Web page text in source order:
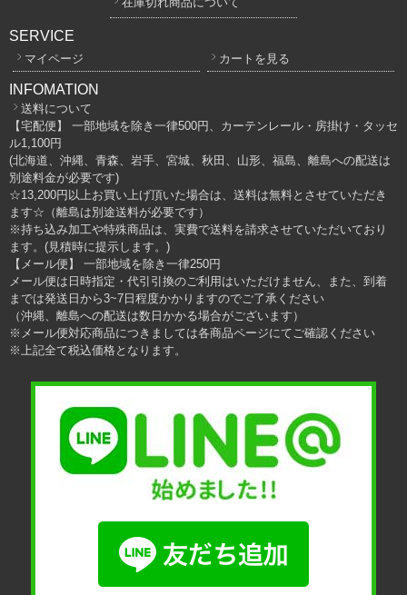
SERVICE
マイページ カートを見る
INFOMATION
送料について
【宅配便】 一部地域を除き一律500円、カーテンレール・房掛け・タッセ
ル1,100円
(北海道、沖縄、青森、岩手、宮城、秋田、山形、福島、離島への配送は
別途料金が必要です)
☆13,200円以上お買い上げ頂いた場合は、送料は無料とさせていただき
ます☆（離島は別途送料が必要です）
※持ち込み加工や特殊商品は、実費で送料を請求させていただいており
ます。(見積時に提示します。)
【メール便】 一部地域を除き一律250円
メール便は日時指定・代引引換のご利用はいただけません、また、到着
までは発送日から3~7日程度かかりますのでご了承ください
（沖縄、離島への配送は数日かかる場合がございます）
※メール便対応商品につきましては各商品ページにてご確認ください
※上記全て税込価格となります。